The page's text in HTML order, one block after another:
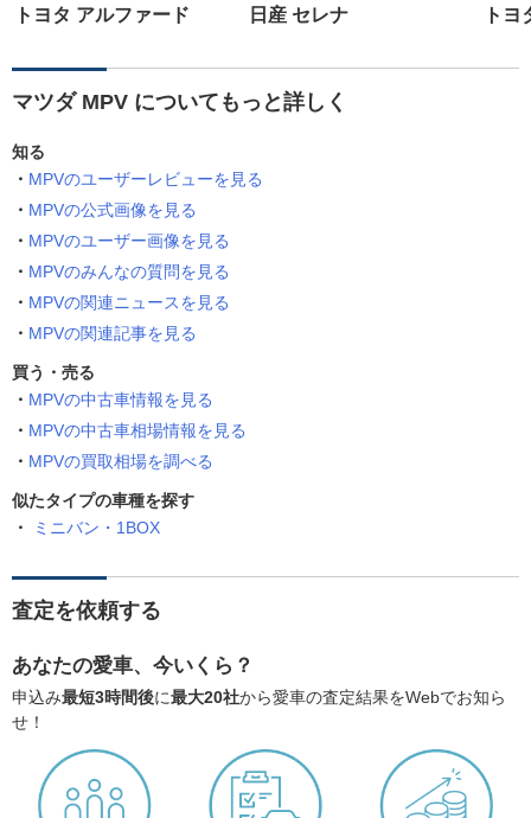
トヨタ アルファード 日産 セレナ ト
マツダ MPV についてもっと詳しく
知る
MPVのユーザーレビューを見る
MPVの公式画像を見る
MPVのユーザー画像を見る
MPVのみんなの質問を見る
MPVの関連ニュースを見る
MPVの関連記事を見る
買う・売る
MPVの中古車情報を見る
MPVの中古車相場情報を見る
MPVの買取相場を調べる
似たタイプの車種を探す
ミニバン・1BOX
査定を依頼する
あなたの愛車、今いくら？
申込み最短3時間後に最大20社から愛車の査定結果をWebでお知ら
せ！